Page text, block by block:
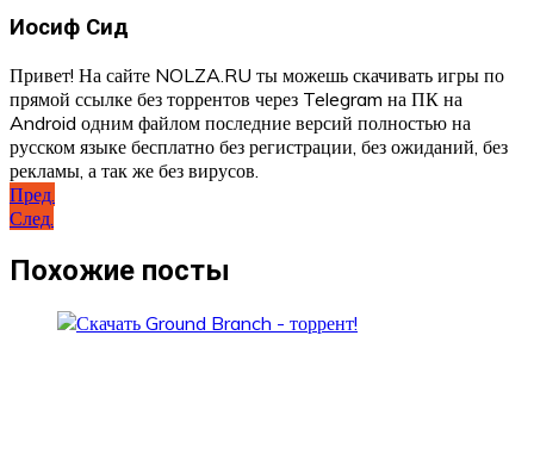
Иосиф Сид
Привет! На сайте NOLZA.RU ты можешь скачивать игры по
прямой ссылке без торрентов через Telegram на ПК на
Android одним файлом последние версий полностью на
русском языке бесплатно без регистрации, без ожиданий, без
рекламы, а так же без вирусов.
Навигация
по
записям
Пред.
След.
Похожие посты